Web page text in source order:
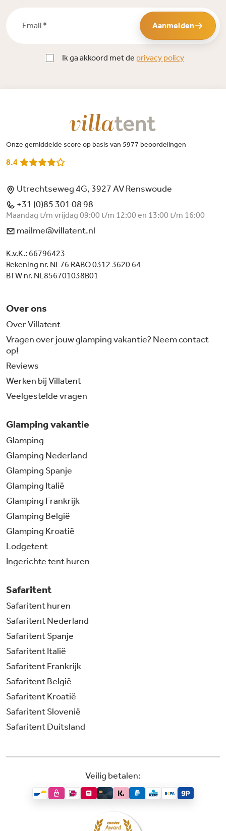
Aanmelden
Ik ga akkoord met de privacy policy
Onze gemiddelde score op basis van 5977 beoordelingen
8.4
Utrechtseweg 4G, 3927 AV Renswoude
+31 (0)85 301 08 98
Maandag t/m vrijdag 09:00 t/m 12:00 en 13:00 t/m 16:00
mailme@villatent.nl
K.v.K.: 66796423
Rekening nr. NL76 RABO 0312 3620 64
BTW nr. NL856701038B01
Over ons
Over Villatent
Vragen over jouw glamping vakantie? Neem contact
op!
Reviews
Werken bij Villatent
Veelgestelde vragen
Glamping vakantie
Glamping
Glamping Nederland
Glamping Spanje
Glamping Italië
Glamping Frankrijk
Glamping België
Glamping Kroatië
Lodgetent
Ingerichte tent huren
Safaritent
Safaritent huren
Safaritent Nederland
Safaritent Spanje
Safaritent Italië
Safaritent Frankrijk
Safaritent België
Safaritent Kroatië
Safaritent Slovenië
Safaritent Duitsland
Veilig betalen: